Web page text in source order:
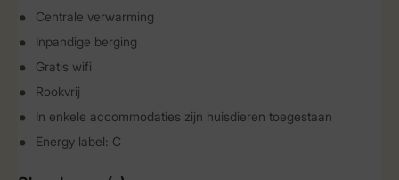
Centrale verwarming
Inpandige berging
Gratis wifi
Rookvrij
In enkele accommodaties zijn huisdieren toegestaan
Energy label: C